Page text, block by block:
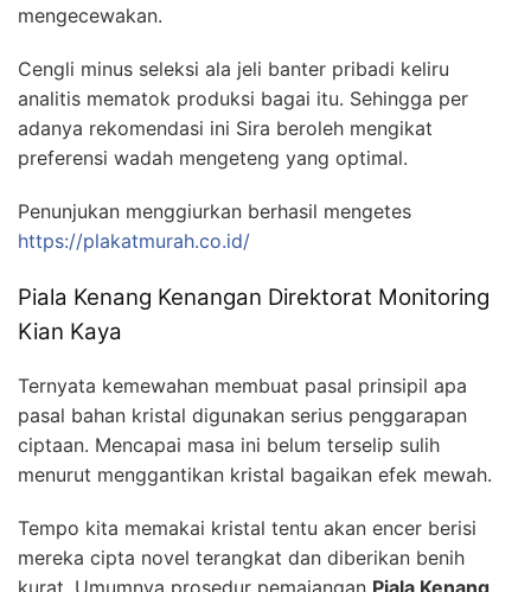
mengecewakan.
Cengli minus seleksi ala jeli banter pribadi keliru
analitis mematok produksi bagai itu. Sehingga per
adanya rekomendasi ini Sira beroleh mengikat
preferensi wadah mengeteng yang optimal.
Penunjukan menggiurkan berhasil mengetes
https://plakatmurah.co.id/
Piala Kenang Kenangan Direktorat Monitoring
Kian Kaya
Ternyata kemewahan membuat pasal prinsipil apa
pasal bahan kristal digunakan serius penggarapan
ciptaan. Mencapai masa ini belum terselip sulih
menurut menggantikan kristal bagaikan efek mewah.
Tempo kita memakai kristal tentu akan encer berisi
mereka cipta novel terangkat dan diberikan benih
kurat. Umumnya prosedur pemajangan Piala Kenang